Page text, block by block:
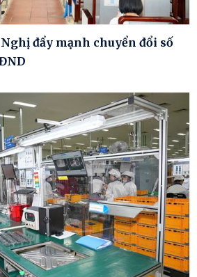
đẩy mạnh chuyển đổi số